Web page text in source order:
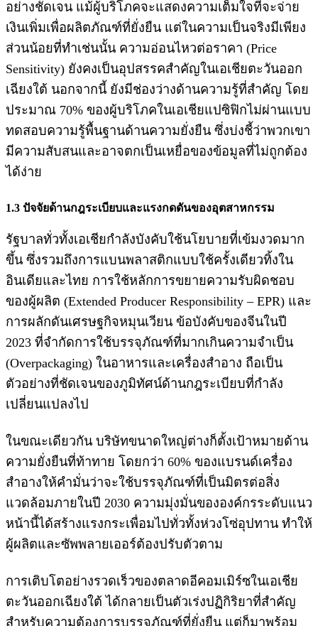
อย่างชัดเจน แม้ผู้บริโภคจะแสดงความเต็มใจที่จะจ่าย
เงินเพิ่มเพื่อผลิตภัณฑ์ที่ยั่งยืน แต่ในความเป็นจริงมีเพียง
ส่วนน้อยที่ทำเช่นนั้น ความอ่อนไหวต่อราคา (Price
Sensitivity) ยังคงเป็นอุปสรรคสำคัญในเอเชียตะวันออก
เฉียงใต้ นอกจากนี้ ยังมีช่องว่างด้านความรู้ที่สำคัญ โดย
ประมาณ 70% ของผู้บริโภคในเอเชียแปซิฟิกไม่ผ่านแบบ
ทดสอบความรู้พื้นฐานด้านความยั่งยืน ซึ่งบ่งชี้ว่าพวกเขา
มีความสับสนและอาจตกเป็นเหยื่อของข้อมูลที่ไม่ถูกต้อง
ได้ง่าย
1.3 ปัจจัยด้านกฎระเบียบและแรงกดดันของอุตสาหกรรม
รัฐบาลทั่วทั้งเอเชียกำลังบังคับใช้นโยบายที่เข้มงวดมาก
ขึ้น ซึ่งรวมถึงการแบนพลาสติกแบบใช้ครั้งเดียวทิ้งใน
อินเดียและไทย การใช้หลักการขยายความรับผิดชอบ
ของผู้ผลิต (Extended Producer Responsibility – EPR) และ
การผลักดันเศรษฐกิจหมุนเวียน ข้อบังคับของจีนในปี
2023 ที่จำกัดการใช้บรรจุภัณฑ์ที่มากเกินความจำเป็น
(Overpackaging) ในอาหารและเครื่องสำอาง ถือเป็น
ตัวอย่างที่ชัดเจนของภูมิทัศน์ด้านกฎระเบียบที่กำลัง
เปลี่ยนแปลงไป
ในขณะเดียวกัน บริษัทขนาดใหญ่ต่างก็ตั้งเป้าหมายด้าน
ความยั่งยืนที่ท้าทาย โดยกว่า 60% ของแบรนด์เครื่อง
สำอางให้คำมั่นว่าจะใช้บรรจุภัณฑ์ที่เป็นมิตรต่อสิ่ง
แวดล้อมภายในปี 2030 ความมุ่งมั่นขององค์กรระดับแนว
หน้านี้ได้สร้างแรงกระเพื่อมไปทั่วทั้งห่วงโซ่อุปทาน ทำให้
ผู้ผลิตและซัพพลายเออร์ต้องปรับตัวตาม
การเติบโตอย่างรวดเร็วของตลาดอีคอมเมิร์ซในเอเชีย
ตะวันออกเฉียงใต้ ได้กลายเป็นตัวเร่งปฏิกิริยาที่สำคัญ
สำหรับความต้องการบรรจุภัณฑ์ที่ยั่งยืน แต่ก็มาพร้อม